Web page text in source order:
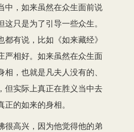
中，如来虽然在众生面前说
只是为了引导一些众生。
有说，比如《如来藏经》
严相好。如来虽然在众生面
，也就是凡夫人没有的、
但实际上真正在胜义当中去
的如来的身相。
很高兴，因为他觉得他的弟